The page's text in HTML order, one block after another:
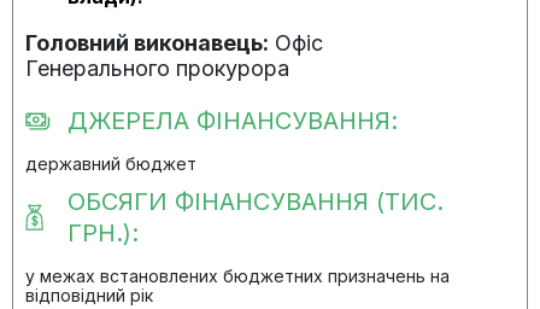
Головний виконавець: Офіс
Генерального прокурора
ДЖЕРЕЛА ФІНАНСУВАННЯ:
державний бюджет
ОБСЯГИ ФІНАНСУВАННЯ (ТИС.
ГРН.):
у межах встановлених бюджетних призначень на
відповідний рік